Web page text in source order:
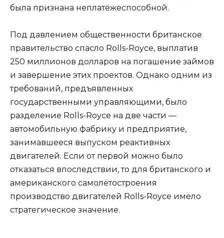
была признана неплатёжеспособной.
Под давлением общественности британское
правительство спасло Rolls-Royce, выплатив
250 миллионов долларов на погашение займов
и завершение этих проектов. Однако одним из
требований, предъявленных
государственными управляющими, было
разделение Rolls-Royce на две части —
автомобильную фабрику и предприятие,
занимавшееся выпуском реактивных
двигателей. Если от первой можно было
отказаться впоследствии, то для британского и
американского самолётостроения
производство двигателей Rolls-Royce имело
стратегическое значение.